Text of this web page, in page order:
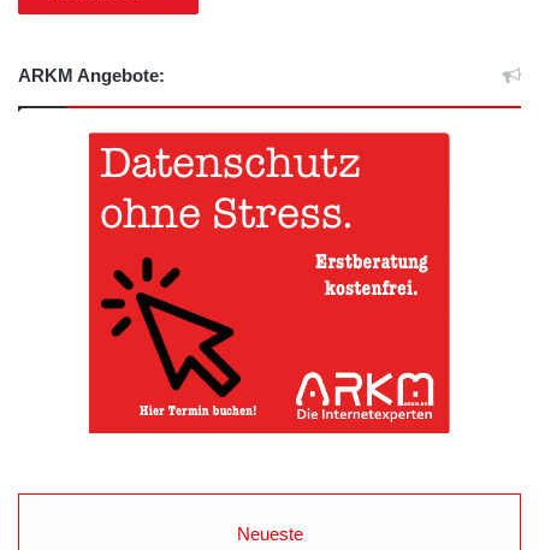
ARKM Angebote:
Neueste